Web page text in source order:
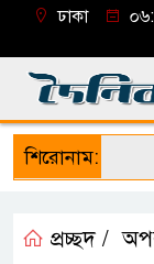
ঢাকা
শিরোনাম:
প্রচ্ছদ /